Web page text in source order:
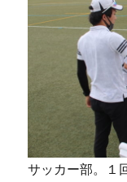
サッカー部。１